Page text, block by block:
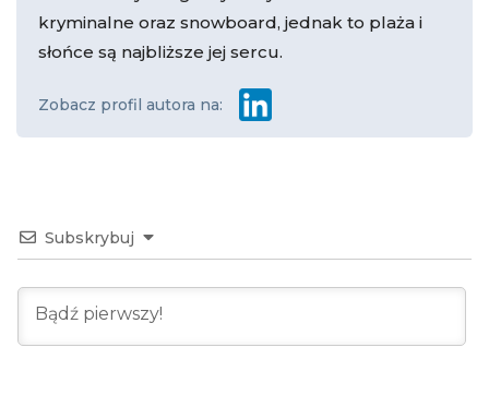
kryminalne oraz snowboard, jednak to plaża i
słońce są najbliższe jej sercu.
Zobacz profil autora na:
Subskrybuj